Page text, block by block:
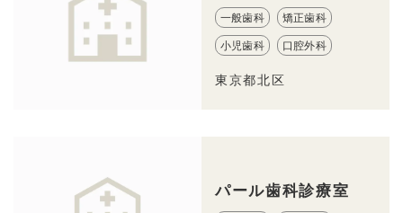
一般歯科 矯正歯科
小児歯科 口腔外科
東京都北区
パール歯科診療室